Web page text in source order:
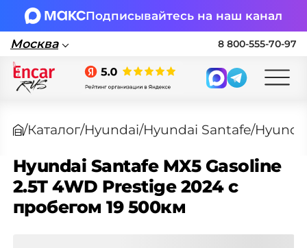
Подписывайтесь на наш канал
Москва
8 800-555-70-97
Поставка автомобилей в Россию по
параллельному импорту
🏎 Заявка на подбор авто
/Каталог/Hyundai/Hyundai Santafe/
Hyundai Santafe MX5 Gasoline
2.5T 4WD Prestige 2024 с
пробегом 19 500км